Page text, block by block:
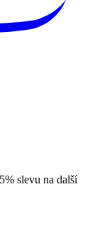
slevu na další